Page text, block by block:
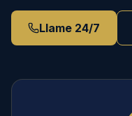
Llame 24/7